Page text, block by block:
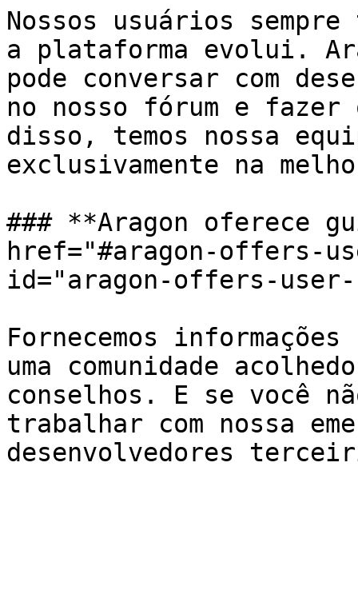
Nossos usuários
a plataforma evolui.
pode conversar com
no nosso fórum e fazer
disso, temos nossa
exclusivamente na
### **Aragon oferece
href="#aragon-offers-
id="aragon-offers-
Fornecemos
uma comunidade
conselhos. E se você
trabalhar com nossa